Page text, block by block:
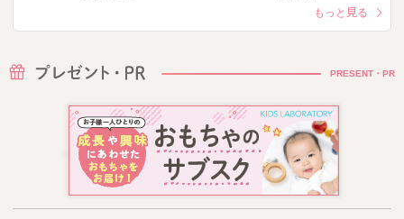
もっと見る
PRESENT・PR